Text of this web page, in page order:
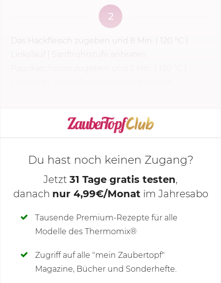
2
Das Hackfleisch zugeben und 8 Min. 120 °C
KOCHMODUS STARTEN
Deine Notizen
Du hast noch keinen Zugang?
Jetzt 31 Tage gratis testen,
danach nur 4,99€/Monat im Jahresabo
Tausende Premium-Rezepte für alle
Modelle des Thermomix®
Zugriff auf alle "mein Zaubertopf"
Magazine, Bücher und Sonderhefte.